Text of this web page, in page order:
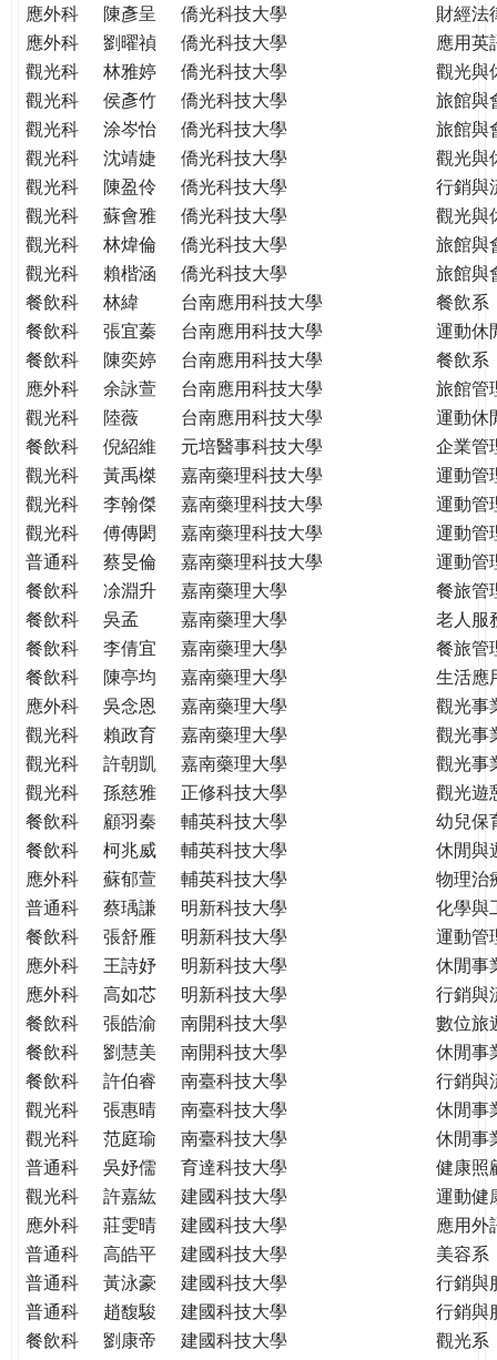
應外科
陳彥呈 僑光科技大學
財經法
應外科
劉曜禎 僑光科技大學
應用英
觀光科
林雅婷 僑光科技大學
觀光與
觀光科
侯彥竹 僑光科技大學
旅館與
觀光科
涂岑怡 僑光科技大學
旅館與
觀光科
沈靖婕 僑光科技大學
觀光與
觀光科
陳盈伶 僑光科技大學
行銷與
觀光科
蘇會雅 僑光科技大學
觀光與
觀光科
林煒倫 僑光科技大學
旅館與
觀光科
賴楷涵 僑光科技大學
旅館與
餐飲科
林緯 台南應用科技大學
餐飲系
餐飲科
張宜蓁 台南應用科技大學
運動休
餐飲科
陳奕婷 台南應用科技大學
餐飲系
應外科
余詠萱 台南應用科技大學
旅館管
觀光科
陸薇 台南應用科技大學
運動休
餐飲科
倪紹維 元培醫事科技大學
企業管
觀光科
黃禹榤 嘉南藥理科技大學
運動管
觀光科
李翰傑 嘉南藥理科技大學
運動管
觀光科
傅傳閎 嘉南藥理科技大學
運動管
普通科
蔡旻倫 嘉南藥理科技大學
運動管
餐飲科
凃淵升 嘉南藥理大學
餐旅管
餐飲科
吳孟 嘉南藥理大學
老人服
餐飲科
李倩宜 嘉南藥理大學
餐旅管
餐飲科
陳亭均 嘉南藥理大學
生活應
應外科
吳念恩 嘉南藥理大學
觀光事
觀光科
賴政育 嘉南藥理大學
觀光事
觀光科
許朝凱 嘉南藥理大學
觀光事
觀光科
孫慈雅 正修科技大學
觀光遊
餐飲科
顧羽秦 輔英科技大學
幼兒保
餐飲科
柯兆威 輔英科技大學
休閒與
應外科
蘇郁萱 輔英科技大學
物理治
普通科
蔡瑀謙 明新科技大學
化學與
餐飲科
張舒雁 明新科技大學
運動管
應外科
王詩妤 明新科技大學
休閒事
應外科
高如芯 明新科技大學
行銷與
餐飲科
張皓渝 南開科技大學
數位旅
餐飲科
劉慧美 南開科技大學
休閒事
餐飲科
許伯睿 南臺科技大學
行銷與
觀光科
張惠晴 南臺科技大學
休閒事
觀光科
范庭瑜 南臺科技大學
休閒事
普通科
吳妤儒 育達科技大學
健康照
觀光科
許嘉紘 建國科技大學
運動健
應外科
莊雯晴 建國科技大學
應用外
普通科
高皓平 建國科技大學
美容系
普通科
黃泳豪 建國科技大學
行銷與
普通科
趙馥駿 建國科技大學
行銷與
餐飲科
劉康帝 建國科技大學
觀光系